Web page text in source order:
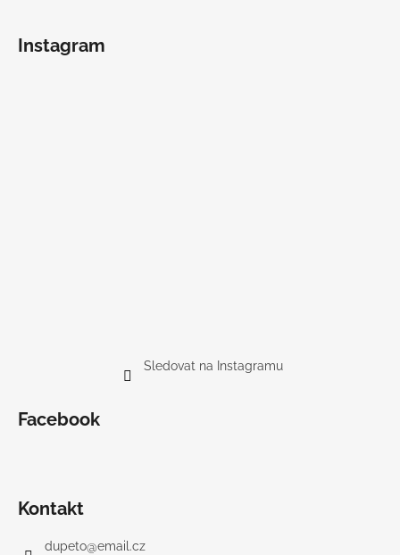
Instagram
Sledovat na Instagramu
Facebook
Kontakt
dupeto@email.cz